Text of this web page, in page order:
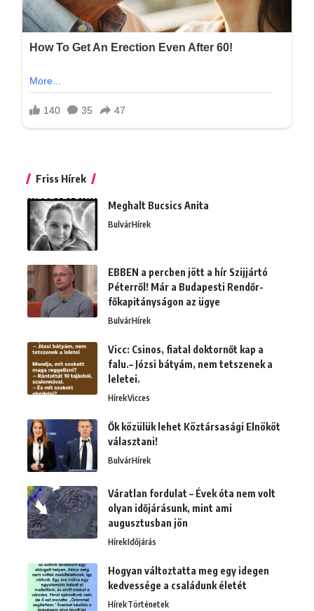
Friss Hírek
Meghalt Bucsics Anita
BulvárHírek
EBBEN a percben jött a hír Szijjártó
Péterről! Már a Budapesti Rendőr-
főkapitányságon az ügye
BulvárHírek
Vicc: Csinos, fiatal doktornőt kap a
falu.– Józsi bátyám, nem tetszenek a
leletei.
HírekVicces
Ők közülük lehet Köztársasági Elnököt
választani!
BulvárHírek
Váratlan fordulat – Évek óta nem volt
olyan időjárásunk, mint ami
augusztusban jön
HírekIdőjárás
Hogyan változtatta meg egy idegen
kedvessége a családunk életét
HírekTörténetek